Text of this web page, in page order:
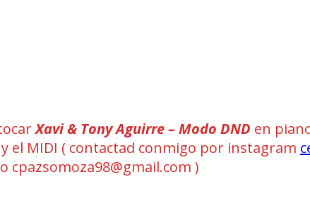
Xavi & Tony Aguirre – Modo DND en
el MIDI ( contactad conmigo por instagram
cpazsomoza98@gmail.com )